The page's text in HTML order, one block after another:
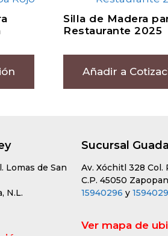
Silla de Madera
Restaurante 2025
Añadir a
Lomas de San
N.L.
Sucursal
Av. Xóchitl 328 Col.
C.P. 45050
15940296 y
Ver mapa de